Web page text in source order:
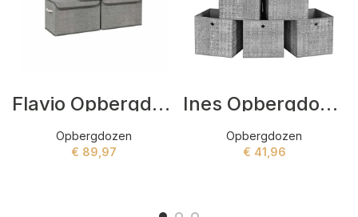
Flavio Opbergdozen Grijs
Opbergdozen
€ 89,97
Ines Opbergdozen Grijs
Opbergdozen
€ 41,96